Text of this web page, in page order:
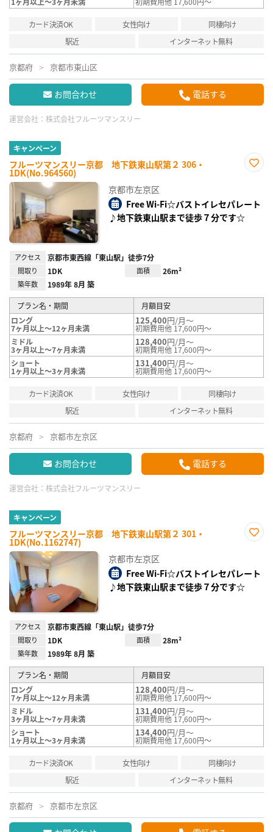
カード決済OK 女性向け
同棲向け
駅近
インターネット無料
京都府 京都市東山区
お問合わせ 電話する
運営会社： 株式会社フルーツマンスリー
キャンペーン
フルーツマンスリー京都 地下鉄東山駅第２ 306・
1DK(No.964560)
録
京都市左京区
Free Wi-Fi☆バストイレセパレート
♪地下鉄東山駅まで徒歩７分です☆
アクセス 京都市東西線「東山駅」徒歩7分
間取り 1DK 面積 26m²
築年数 1989年 8月 築
プラン名・期間
月額目安
ロング
7ヶ月以上～12ヶ月未満
125,400円/月～
初期費用他 17,600円～
ミドル
3ヶ月以上～7ヶ月未満
128,400円/月～
初期費用他 17,600円～
ショート
1ヶ月以上～3ヶ月未満
131,400円/月～
初期費用他 17,600円～
カード決済OK 女性向け
同棲向け
駅近
インターネット無料
京都府 京都市左京区
お問合わせ 電話する
運営会社： 株式会社フルーツマンスリー
キャンペーン
フルーツマンスリー京都 地下鉄東山駅第２ 301・
1DK(No.1162747)
録
京都市左京区
Free Wi-Fi☆バストイレセパレート
♪地下鉄東山駅まで徒歩７分です☆
アクセス 京都市東西線「東山駅」徒歩7分
間取り 1DK 面積 28m²
築年数 1989年 8月 築
プラン名・期間
月額目安
ロング
7ヶ月以上～12ヶ月未満
128,400円/月～
初期費用他 17,600円～
ミドル
3ヶ月以上～7ヶ月未満
131,400円/月～
初期費用他 17,600円～
ショート
1ヶ月以上～3ヶ月未満
134,400円/月～
初期費用他 17,600円～
カード決済OK 女性向け
同棲向け
駅近
インターネット無料
京都府 京都市左京区